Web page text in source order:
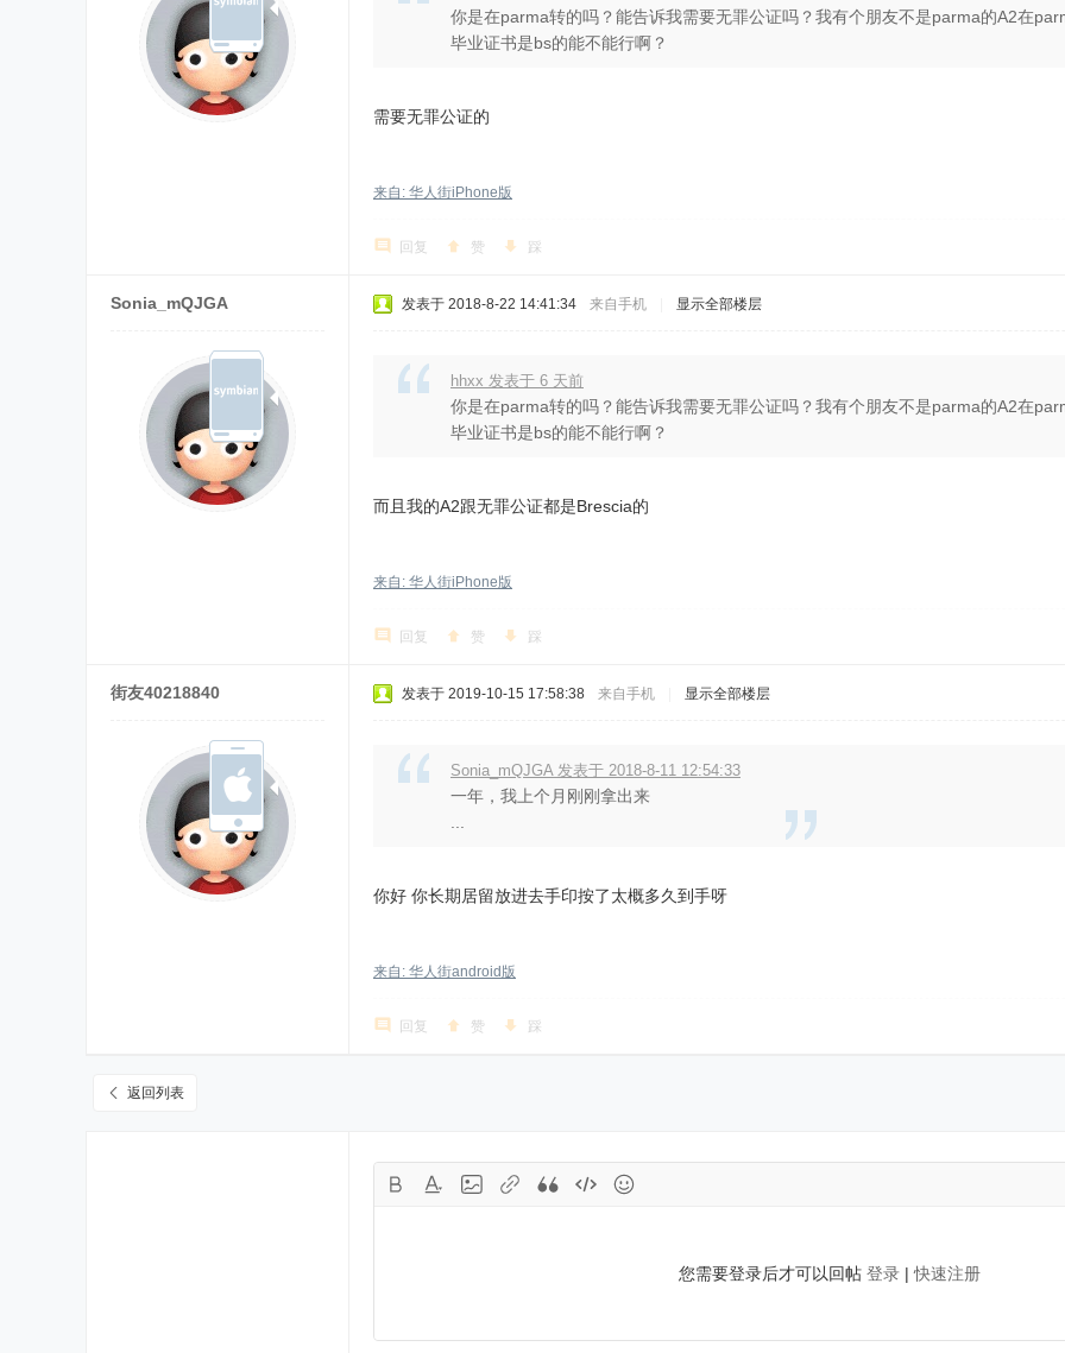
你是在parma转的吗？能告诉我需要无罪公证吗？我有个朋友不是parma的A2在
毕业证书是bs的能不能行啊？
需要无罪公证的
来自: 华人街iPhone版
回复 赞 踩
Sonia_mQJGA 发表于 2018-8-22 14:41:34 来自手机 显示全部楼层
hhxx 发表于 6 天前
你是在parma转的吗？能告诉我需要无罪公证吗？我有个朋友不是parma的A2在
毕业证书是bs的能不能行啊？
而且我的A2跟无罪公证都是Brescia的
来自: 华人街iPhone版
回复 赞 踩
街友40218840 发表于 2019-10-15 17:58:38 来自手机 显示全部楼层
Sonia_mQJGA 发表于 2018-8-11 12:54:33
一年，我上个月刚刚拿出来
你好 你长期居留放进去手印按了太概多久到手呀
来自: 华人街android版
回复 赞 踩
返回列表
您需要登录后才可以回帖 登录|快速注册